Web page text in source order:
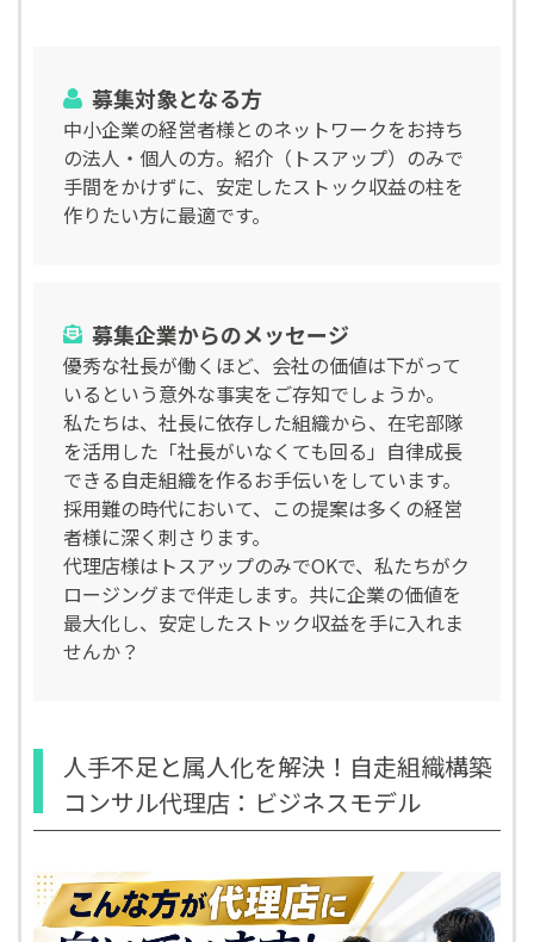
募集対象となる方
中小企業の経営者様とのネットワークをお持ち
の法人・個人の方。紹介（トスアップ）のみで
手間をかけずに、安定したストック収益の柱を
作りたい方に最適です。
募集企業からのメッセージ
優秀な社長が働くほど、会社の価値は下がって
いるという意外な事実をご存知でしょうか。
私たちは、社長に依存した組織から、在宅部隊
を活用した「社長がいなくても回る」自律成長
できる自走組織を作るお手伝いをしています。
採用難の時代において、この提案は多くの経営
者様に深く刺さります。
代理店様はトスアップのみでOKで、私たちがク
ロージングまで伴走します。共に企業の価値を
最大化し、安定したストック収益を手に入れま
せんか？
人手不足と属人化を解決！自走組織構築
コンサル代理店：ビジネスモデル